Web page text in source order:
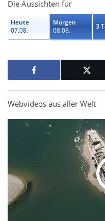
Die Aussichten für
Heute
07.08.
Morgen
08.08.
3
Webvideos aus aller Welt